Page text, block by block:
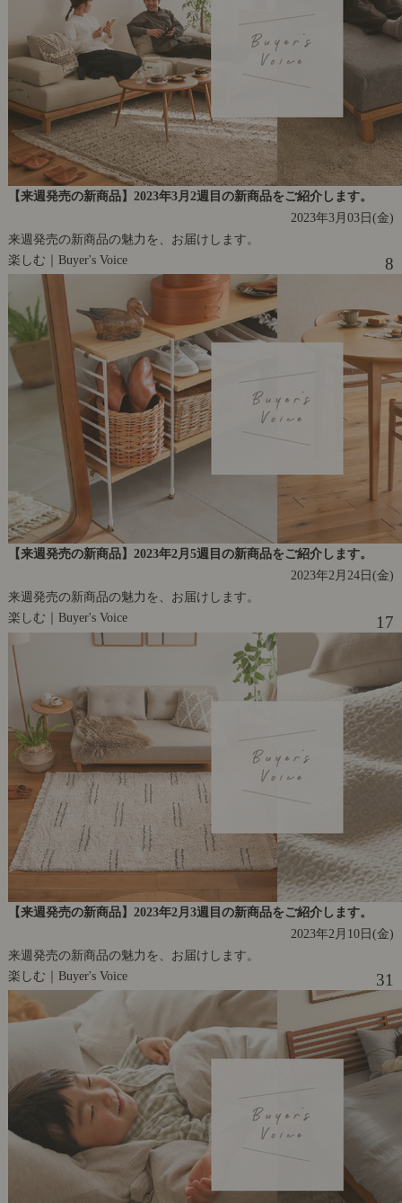
【来週発売の新商品】2023年3月2週目の新商品をご紹介します。
2023年3月03日(金)
来週発売の新商品の魅力を、お届けします。
楽しむ｜Buyer's Voice
8
【来週発売の新商品】2023年2月5週目の新商品をご紹介します。
2023年2月24日(金)
来週発売の新商品の魅力を、お届けします。
楽しむ｜Buyer's Voice
17
【来週発売の新商品】2023年2月3週目の新商品をご紹介します。
2023年2月10日(金)
来週発売の新商品の魅力を、お届けします。
楽しむ｜Buyer's Voice
31